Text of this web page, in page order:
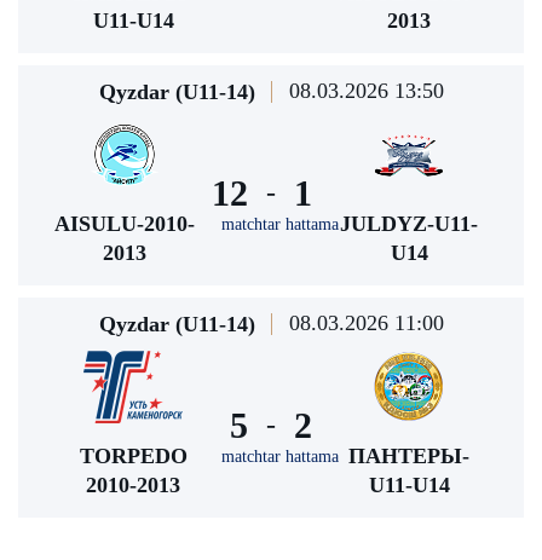
U11-U14
2013
Qyzdar (U11-14) 08.03.2026 13:50
AISULU-2010-
2013
12 -
matchtar hattama
1
JULDYZ-U11-
U14
Qyzdar (U11-14) 08.03.2026 11:00
TORPEDO
2010-2013
5 -
matchtar hattama
2
ПАНТЕРЫ-
U11-U14